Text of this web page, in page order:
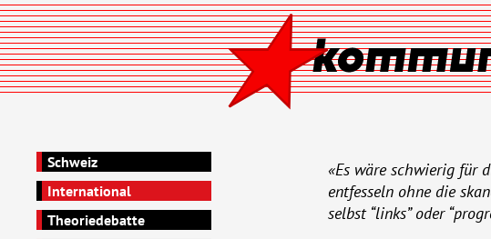
Schweiz
International
Theoriedebatte
«Es wäre schwierig für
entfesseln ohne die
selbst “links” oder